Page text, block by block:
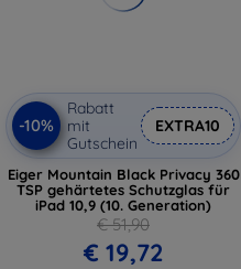
-10%
Rabatt
mit
Gutschein
EXTRA10
Eiger Mountain Black Privacy 360
TSP gehärtetes Schutzglas für
iPad 10,9 (10. Generation)
€ 51,90
€ 19,72